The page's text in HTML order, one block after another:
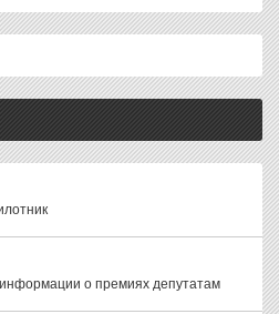
о премиях депутатам